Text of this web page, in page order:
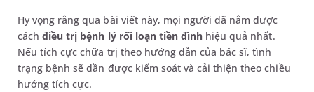
Hy vọng rằng qua bài viết này, mọi người đã nắm được
cáchđiều trị bệnh lý rối loạn tiền đình hiệu quả nhất.
Nếu tích cực chữa trị theo hướng dẫn của bác sĩ, tình
trạng bệnh sẽ dần được kiểm soát và cải thiện theo chiều
hướng tích cực.